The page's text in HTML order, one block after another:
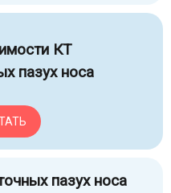
КТ
пазух носа
пазух носа